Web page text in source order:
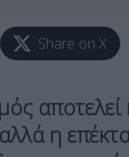
Share on X
η